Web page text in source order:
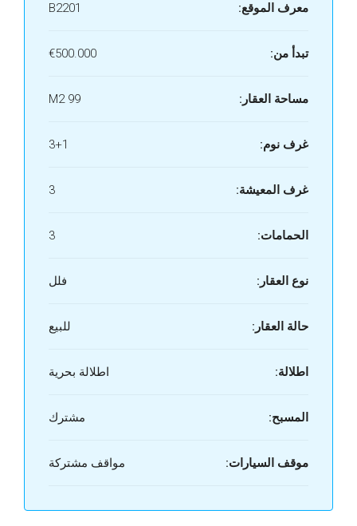
معرف الموقع: B2201
تبدأ من: €500.000
مساحة العقار: 99 M2
غرف نوم: 3+1
غرف المعيشة: 3
الحمامات: 3
نوع العقار: فلل
حالة العقار: للبيع
اطلالة: اطلالة بحرية
المسبح: مشترك
موقف السيارات: مواقف مشتركة